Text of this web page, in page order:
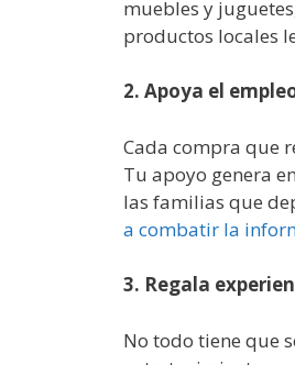
muebles y
productos locales
2. Apoya el
Cada compra que
Tu apoyo genera
las familias que
a combatir la
3. Regala
No todo tiene que